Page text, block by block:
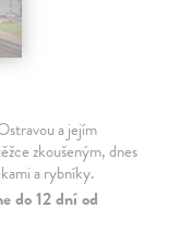
a jejím
zkoušeným, dnes
a rybníky.
do 12 dní od